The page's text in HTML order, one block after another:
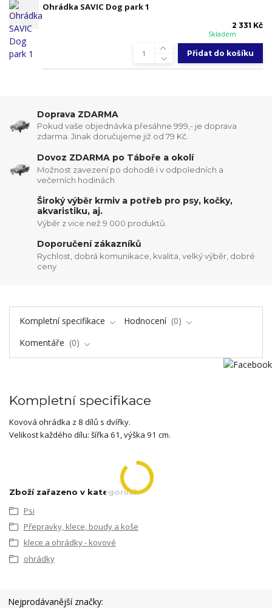
Ohrádka SAVIC Dog park 1
2 331 Kč
Skladem
Přidat do košíku
Doprava ZDARMA
Pokud vaše objednávka přesáhne 999,- je doprava
zdarma. Jinak doručujeme již od 79 Kč.
Dovoz ZDARMA po Táboře a okolí
Možnost zavezení po dohodě i v odpoledních a
večerních hodinách
Široký výběr krmiv a potřeb pro psy, kočky,
akvaristiku, aj.
Výběr z vice než 9 000 produktů.
Doporučení zákazníků
Rychlost, dobrá komunikace, kvalita, velký výběr, dobré
ceny
Kompletní specifikace Hodnocení
0
Komentáře
0
Kompletní specifikace
Kovová ohrádka z 8 dílů s dvířky.
Velikost každého dílu: šířka 61, výška 91 cm.
Zboží zařazeno v kategoriích
Psi
Přepravky, klece, boudy a koše
klece a ohrádky - kovové
ohrádky
Nejprodávanější značky: